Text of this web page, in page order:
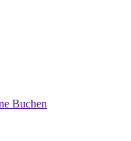
Buchen